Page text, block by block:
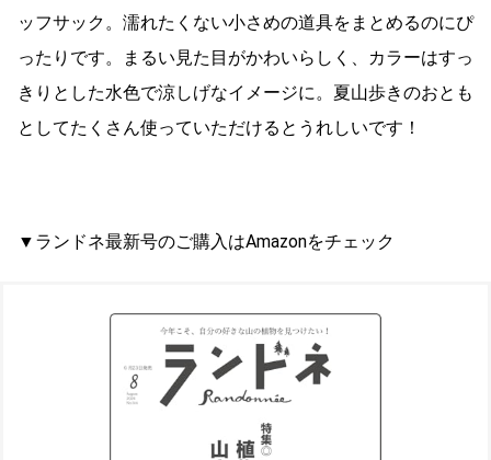
ッフサック。濡れたくない小さめの道具をまとめるのにぴ
ったりです。まるい見た目がかわいらしく、カラーはすっ
きりとした水色で涼しげなイメージに。夏山歩きのおとも
としてたくさん使っていただけるとうれしいです！
▼ランドネ最新号のご購入はAmazonをチェック